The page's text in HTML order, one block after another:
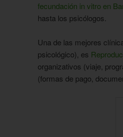
fecundación in vitro en
hasta los psicólogos.
Una de las mejores
psicológico), es
organizativos (viaje,
(formas de pago,